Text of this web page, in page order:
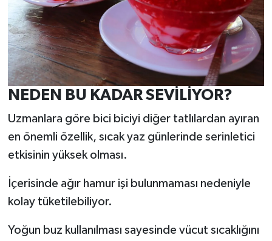
NEDEN BU KADAR SEVİLİYOR?
Uzmanlara göre bici biciyi diğer tatlılardan ayıran
en önemli özellik, sıcak yaz günlerinde serinletici
etkisinin yüksek olması.
İçerisinde ağır hamur işi bulunmaması nedeniyle
kolay tüketilebiliyor.
Yoğun buz kullanılması sayesinde vücut sıcaklığını